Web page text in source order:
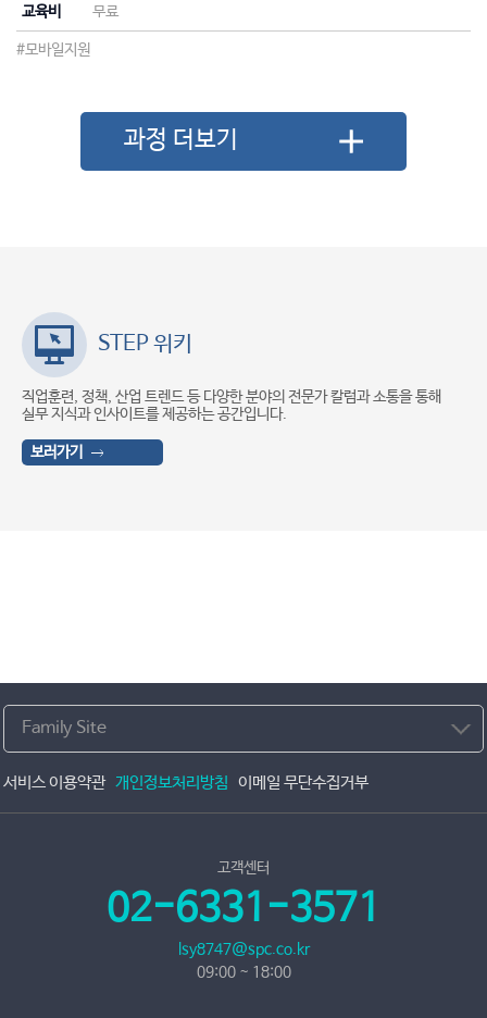
교육비
무료
#모바일지원
과정 더보기
STEP 위키
직업훈련, 정책, 산업 트렌드 등 다양한 분야의 전문가 칼럼과 소통을 통해
실무 지식과 인사이트를 제공하는 공간입니다.
보러가기
서비스 이용약관 개인정보처리방침 이메일 무단수집거부
Family Site
고객센터
02-6331-3571
lsy8747@spc.co.kr
09:00 ~ 18:00